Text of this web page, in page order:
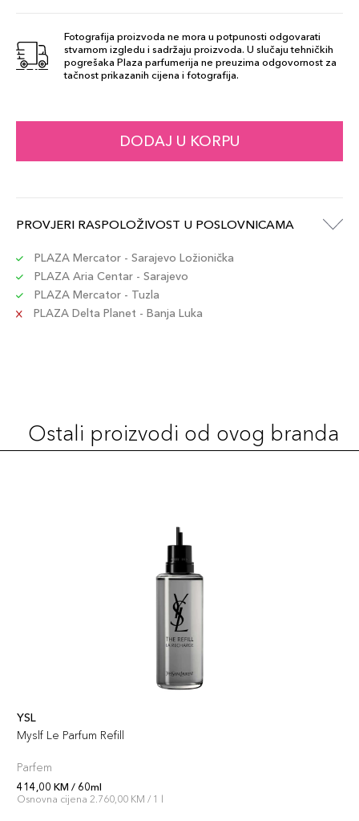
Fotografija proizvoda ne mora u potpunosti odgovarati
stvarnom izgledu i sadržaju proizvoda. U slučaju tehničkih
pogrešaka Plaza parfumerija ne preuzima odgovornost za
tačnost prikazanih cijena i fotografija.
DODAJ U KORPU
PROVJERI RASPOLOŽIVOST U POSLOVNICAMA
PLAZA Mercator - Sarajevo Ložionička
PLAZA Aria Centar - Sarajevo
PLAZA Mercator - Tuzla
PLAZA Delta Planet - Banja Luka
Ostali proizvodi od ovog branda
YSL
Myslf Le Parfum Refill
Parfem
414,00 KM / 60ml
Osnovna cijena 2.760,00 KM / 1 l